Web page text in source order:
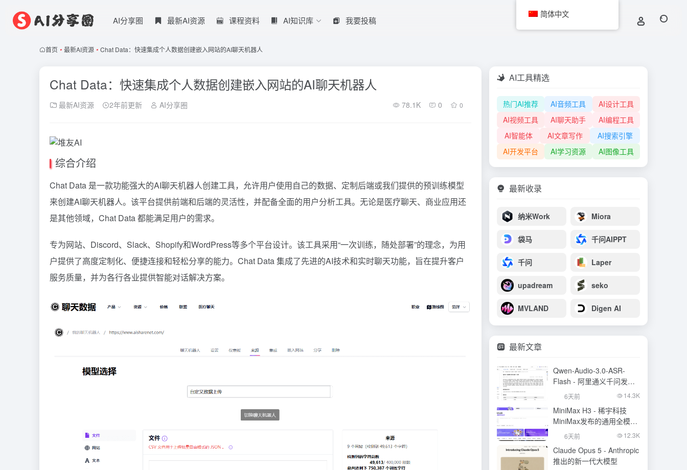
AI分享圈 最新AI资源 课程资料 AI知识库 我要投稿
首页 • 最新AI资源 • Chat Data：快速集成个人数据创建嵌入网站的AI聊天机器人
Chat Data：快速集成个人数据创建嵌入网站的AI聊天机器人
最新AI资源 2年前更新 AI分享圈 78.1K 0 0
综合介绍
Chat Data 是一款功能强大的AI聊天机器人创建工具，允许用户使用自己的数据、定制后端或我们提供的预训练模型
来创建AI聊天机器人。该平台提供前端和后端的灵活性，并配备全面的用户分析工具。无论是医疗聊天、商业应用还
是其他领域，Chat Data 都能满足用户的需求。
专为网站、Discord、Slack、Shopify和WordPress等多个平台设计。该工具采用“一次训练，随处部署”的理念，为用
户提供了高度定制化、便捷连接和轻松分享的能力。Chat Data 集成了先进的AI技术和实时聊天功能，旨在提升客户
服务质量，并为各行各业提供智能对话解决方案。
AI工具精选
热门AI推荐 AI音频工具
AI设计工具
AI视频工具
AI聊天助手
AI编程工具
AI智能体
AI文章写作
AI搜索引擎
AI开发平台
AI学习资源 AI图像工具
最新收录
纳米Work Miora
袋马 千问AIPPT
千问 Laper
upadream seko
MVLAND Digen AI
最新文章
Qwen-Audio-3.0-ASR-
Flash - 阿里通义千问发布
的语音识别大模型
6天前 14.3K
MiniMax H3 - 稀宇科技
MiniMax发布的通用全模态
生成模型
6天前 12.3K
Claude Opus 5 - Anthropic
推出的新一代大模型
简体中文